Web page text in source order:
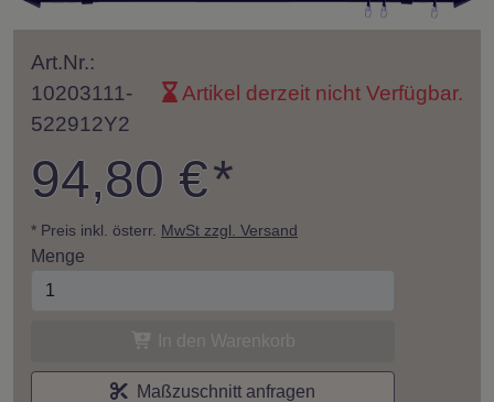
Art.Nr.:
10203111-
522912Y2
Artikel derzeit nicht Verfügbar.
94,80 €*
* Preis inkl. österr. MwSt zzgl. Versand
Menge
Maßzuschnitt anfragen